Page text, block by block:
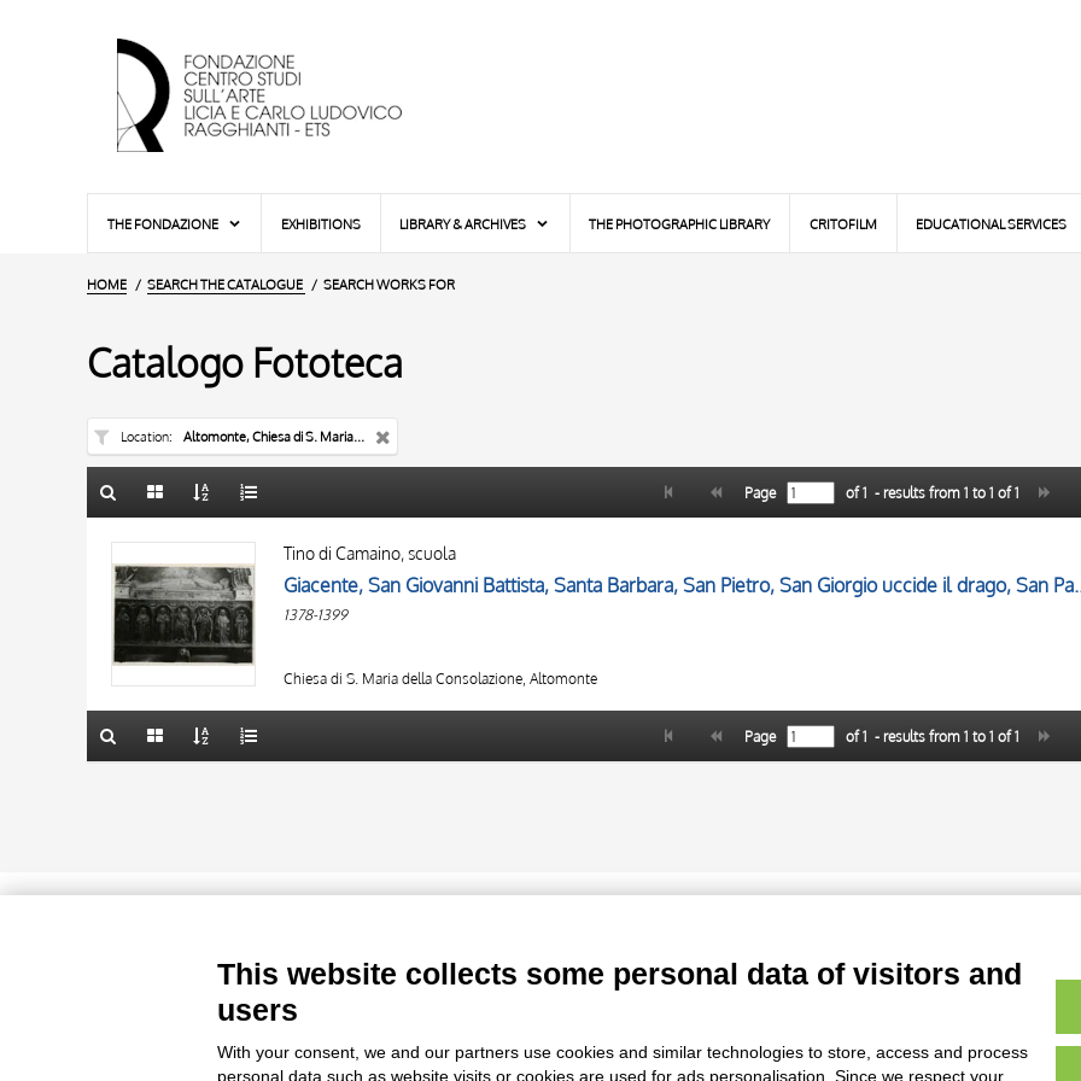
THE FONDAZIONE EXHIBITIONS LIBRARY & ARCHIVES THE PHOTOGRAPHIC LIBRARY CRITOFILM EDUCATIONAL SERVICES
HOME SEARCH THE CATALOGUE SEARCH WORKS FOR
Catalogo Fototeca
Location Altomonte, Chiesa di S. Maria della Consolazione
AUTHOR
OBJECT
LOCATION
10 RESULTS
20 RESULTS
Page of1 - results from 1 to 1 of1
Tino di Camaino, scuola
Giacente, San Giovanni Battista, Santa
1378-1399
Chiesa di S. Maria della Consolazione, Altomonte
TITLE
OBJECT
LOCATION
DATE
10 RESULTS
20 RESULTS
Page of1 - results from 1 to 1 of1
Le immagini e le foto presenti in questo sito sono soggette alle norme sul diritto d’autore, legge 22 aprile 1941 n. 633. I diritti degli autori, degli artisti e
delle istituzioni che ne sono proprietari, sono riservati. Si vieta quindi la riproduzione con qualsiasi mezzo effettuata,
This website collects some personal data of visitors and
users
With your consent, we and our partners use cookies and similar technologies to store, access and process
personal data such as website visits or cookies are used for ads personalisation. Since we respect your